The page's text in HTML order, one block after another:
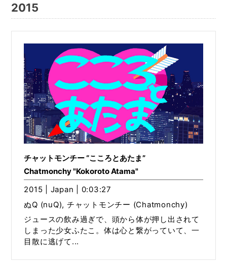
2015
チャットモンチー “こころとあたま”
Chatmonchy "Kokoroto Atama"
2015 | Japan | 0:03:27
ぬQ (nuQ), チャットモンチー (Chatmonchy)
ジュースの飲み過ぎで、頭から体が押し出されて
しまった少女ふたこ。体は心と繋がっていて、一
目散に逃げて...